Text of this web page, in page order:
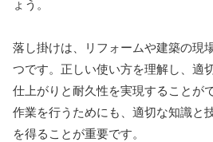
ょう。
落し掛けは、リフォームや建築の現
つです。正しい使い方を理解し、適
仕上がりと耐久性を実現することが
作業を行うためにも、適切な知識と
を得ることが重要です。